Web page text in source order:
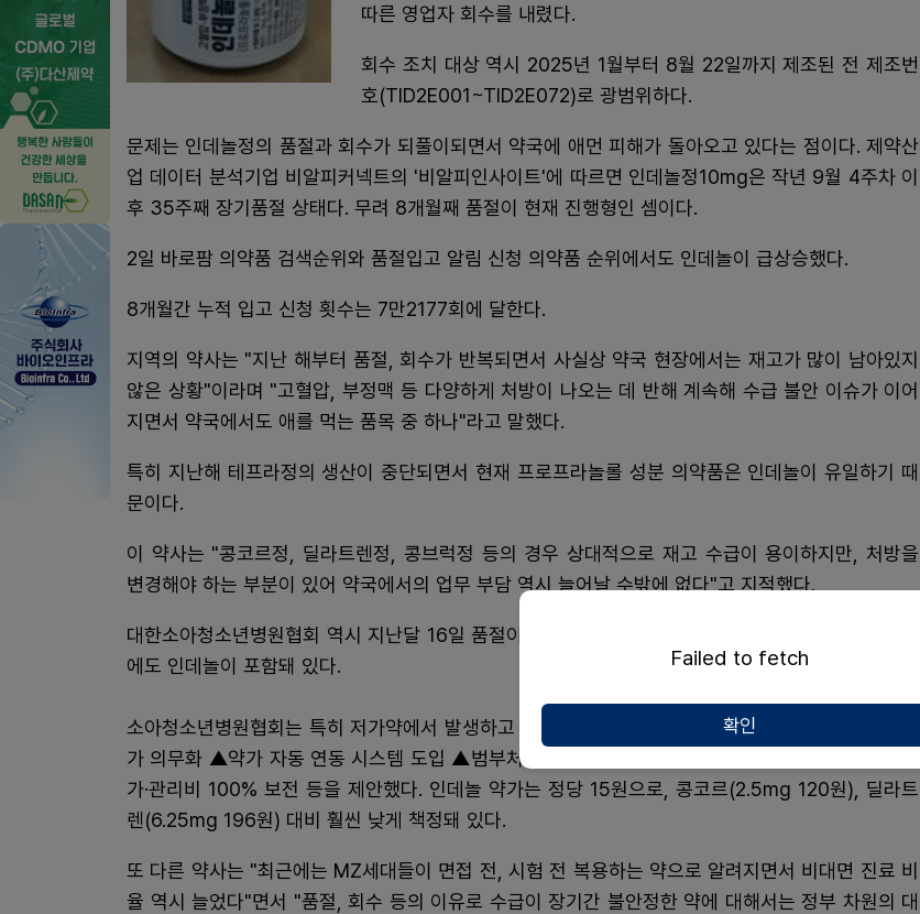
따른 영업자 회수를 내렸다.
회수 조치 대상 역시 2025년 1월부터 8월 22일까지 제조된 전 제조번
호(TID2E001~TID2E072)로 광범위하다.
문제는 인데놀정의 품절과 회수가 되풀이되면서 약국에 애먼 피해가 돌아오고 있다는 점이다. 제약산
업 데이터 분석기업 비알피커넥트의 '비알피인사이트'에 따르면 인데놀정10mg은 작년 9월 4주차 이
후 35주째 장기품절 상태다. 무려 8개월째 품절이 현재 진행형인 셈이다.
2일 바로팜 의약품 검색순위와 품절입고 알림 신청 의약품 순위에서도 인데놀이 급상승했다.
8개월간 누적 입고 신청 횟수는 7만2177회에 달한다.
지역의 약사는 "지난 해부터 품절, 회수가 반복되면서 사실상 약국 현장에서는 재고가 많이 남아있지
않은 상황"이라며 "고혈압, 부정맥 등 다양하게 처방이 나오는 데 반해 계속해 수급 불안 이슈가 이어
지면서 약국에서도 애를 먹는 품목 중 하나"라고 말했다.
특히 지난해 테프라정의 생산이 중단되면서 현재 프로프라놀롤 성분 의약품은 인데놀이 유일하기 때
문이다.
이 약사는 "콩코르정, 딜라트렌정, 콩브럭정 등의 경우 상대적으로 재고 수급이 용이하지만, 처방을
변경해야 하는 부분이 있어 약국에서의 업무 부담 역시 늘어날 수밖에 없다"고 지적했다.
대한소아청소년병원협회 역시 지난달 16일 품절이 반복되는 소아 필수약 리스트를 공개했는데, 여기
에도 인데놀이 포함돼 있다.
소아청소년병원협회는 특히 저가약에서 발생하고 있는 의약품 품절 문제를 지적하며, ▲공급 영향평
가 의무화 ▲약가 자동 연동 시스템 도입 ▲범부처 통합 컨트롤 타워제 실시 ▲초저가 필수의약품 원
가·관리비 100% 보전 등을 제안했다. 인데놀 약가는 정당 15원으로, 콩코르(2.5mg 120원), 딜라트
렌(6.25mg 196원) 대비 훨씬 낮게 책정돼 있다.
또 다른 약사는 "최근에는 MZ세대들이 면접 전, 시험 전 복용하는 약으로 알려지면서 비대면 진료 비
율 역시 늘었다"면서 "품절, 회수 등의 이유로 수급이 장기간 불안정한 약에 대해서는 정부 차원의 대
Failed to fetch
확인